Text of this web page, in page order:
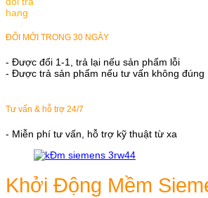
ĐỔI MỚI TRONG 30 NGÀY
- Được đổi 1-1, trả lại nếu sản phẩm lỗi
- Được trả sản phẩm nếu tư vấn không đúng
Tư vấn & hỗ trợ 24/7
- Miễn phí tư vấn, hỗ trợ kỹ thuật từ xa
Khởi Động Mềm